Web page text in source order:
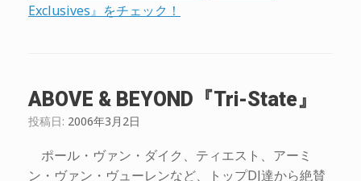
Exclusives』をチェック！
ABOVE & BEYOND『Tri-State』
投稿日: 2006年3月2日
ポール・ヴァン・ダイク、ティエスト、アーミ
ン・ヴァン・ヴューレンなど、トップDJ達から絶賛